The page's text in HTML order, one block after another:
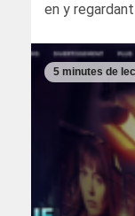
en y
5 minutes de